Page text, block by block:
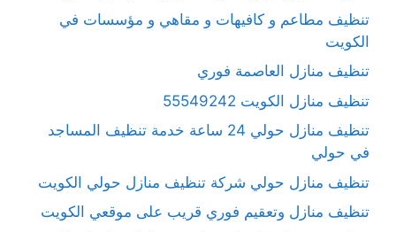
تنظيف مطاعم و كافيهات و مقاهي و مؤسسات في
الكويت
تنظيف منازل العاصمة فوري
تنظيف منازل الكويت 55549242
تنظيف منازل حولي 24 ساعة خدمة تنظيف المساجد
في حولي
تنظيف منازل حولي شركة تنظيف منازل حولي الكويت
تنظيف منازل وتعقيم فوري قريب على موقعي الكويت